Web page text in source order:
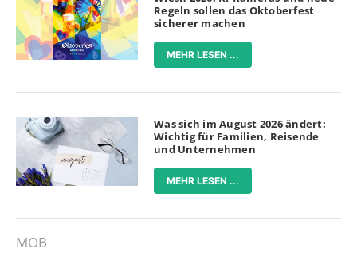
Regeln sollen das Oktoberfest
sicherer machen
MEHR LESEN ...
Was sich im August 2026 ändert:
Wichtig für Familien, Reisende
und Unternehmen
MEHR LESEN ...
MOB